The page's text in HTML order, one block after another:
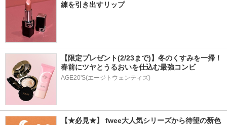
練を引き出すリップ
【限定プレゼント(2/23まで)】冬のくすみを一掃！
春前にツヤとうるおいを仕込む最強コンビ
AGE20'S(エージトウェンティズ)
【★必見★】 fwee大人気シリーズから待望の新色